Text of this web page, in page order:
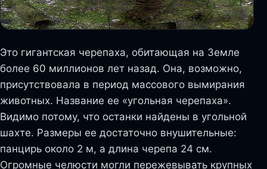
Это гигантская черепаха, обитающая на Земле
более 60 миллионов лет назад. Она, возможно,
присутствовала в период массового вымирания
животных. Название ее «угольная черепаха».
Видимо потому, что останки найдены в угольной
шахте. Размеры ее достаточно внушительные:
панцирь около 2 м, а длина черепа 24 см.
Огромные челюсти могли пережевывать крупных